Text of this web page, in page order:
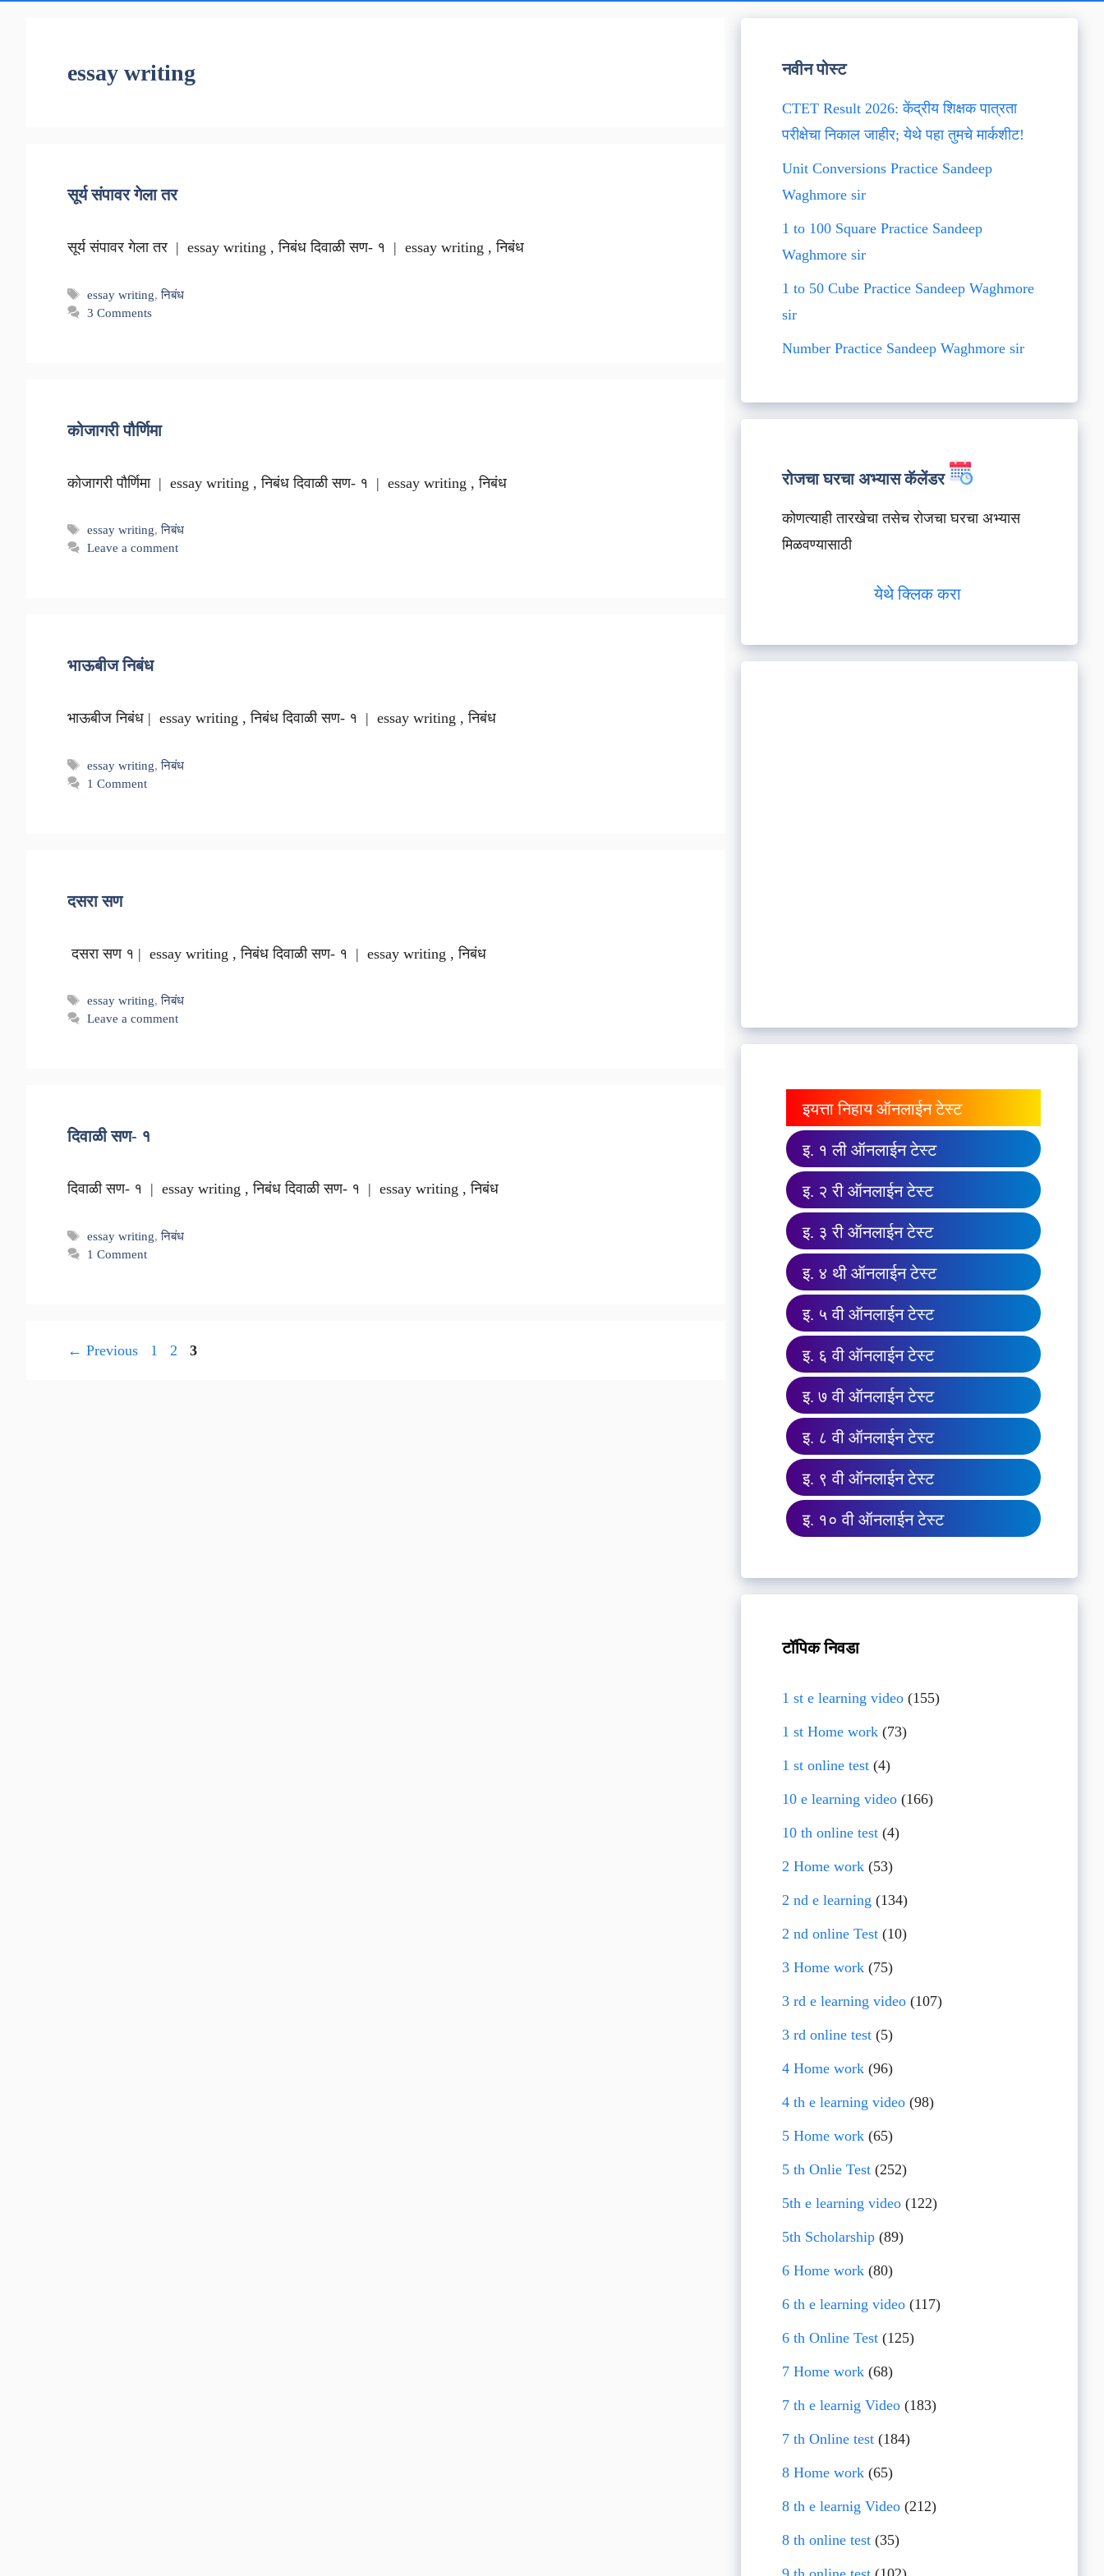
essay writing
सूर्य संपावर गेला तर
सूर्य संपावर गेला तर | essay writing , निबंध दिवाळी सण- १ | essay writing , निबंध
Tags
essay writing,निबंध
3 Comments
कोजागरी पौर्णिमा
कोजागरी पौर्णिमा | essay writing , निबंध दिवाळी सण- १ | essay writing , निबंध
Tags
essay writing,निबंध
Leave a comment
भाऊबीज निबंध
भाऊबीज निबंध | essay writing , निबंध दिवाळी सण- १ | essay writing , निबंध
Tags
essay writing,निबंध
1 Comment
दसरा सण
दसरा सण १ | essay writing , निबंध दिवाळी सण- १ | essay writing , निबंध
Tags
essay writing,निबंध
Leave a comment
दिवाळी सण- १
दिवाळी सण- १ | essay writing , निबंध दिवाळी सण- १ | essay writing , निबंध
Tags
essay writing,निबंध
1 Comment
← Previous Page
1 Page
2 Page
3
नवीन पोस्ट
CTET Result 2026: केंद्रीय शिक्षक पात्रता
परीक्षेचा निकाल जाहीर; येथे पहा तुमचे मार्कशीट!
Unit Conversions Practice Sandeep
Waghmore sir
1 to 100 Square Practice Sandeep
Waghmore sir
1 to 50 Cube Practice Sandeep Waghmore
sir
Number Practice Sandeep Waghmore sir
रोजचा घरचा अभ्यास कॅलेंडर
कोणत्याही तारखेचा तसेच रोजचा घरचा अभ्यास
मिळवण्यासाठी
येथे क्लिक करा
इयत्ता निहाय ऑनलाईन टेस्ट
इ. १ ली ऑनलाईन टेस्ट
इ. २ री ऑनलाईन टेस्ट
इ. ३ री ऑनलाईन टेस्ट
इ. ४ थी ऑनलाईन टेस्ट
इ. ५ वी ऑनलाईन टेस्ट
इ. ६ वी ऑनलाईन टेस्ट
इ. ७ वी ऑनलाईन टेस्ट
इ. ८ वी ऑनलाईन टेस्ट
इ. ९ वी ऑनलाईन टेस्ट
इ. १० वी ऑनलाईन टेस्ट
टॉपिक निवडा
1 st e learning video(155)
1 st Home work(73)
1 st online test(4)
10 e learning video(166)
10 th online test(4)
2 Home work(53)
2 nd e learning (134)
2 nd online Test(10)
3 Home work(75)
3 rd e learning video(107)
3 rd online test(5)
4 Home work(96)
4 th e learning video(98)
5 Home work(65)
5 th Onlie Test(252)
5th e learning video(122)
5th Scholarship(89)
6 Home work(80)
6 th e learning video(117)
6 th Online Test(125)
7 Home work(68)
7 th e learnig Video(183)
7 th Online test(184)
8 Home work(65)
8 th e learnig Video(212)
8 th online test(35)